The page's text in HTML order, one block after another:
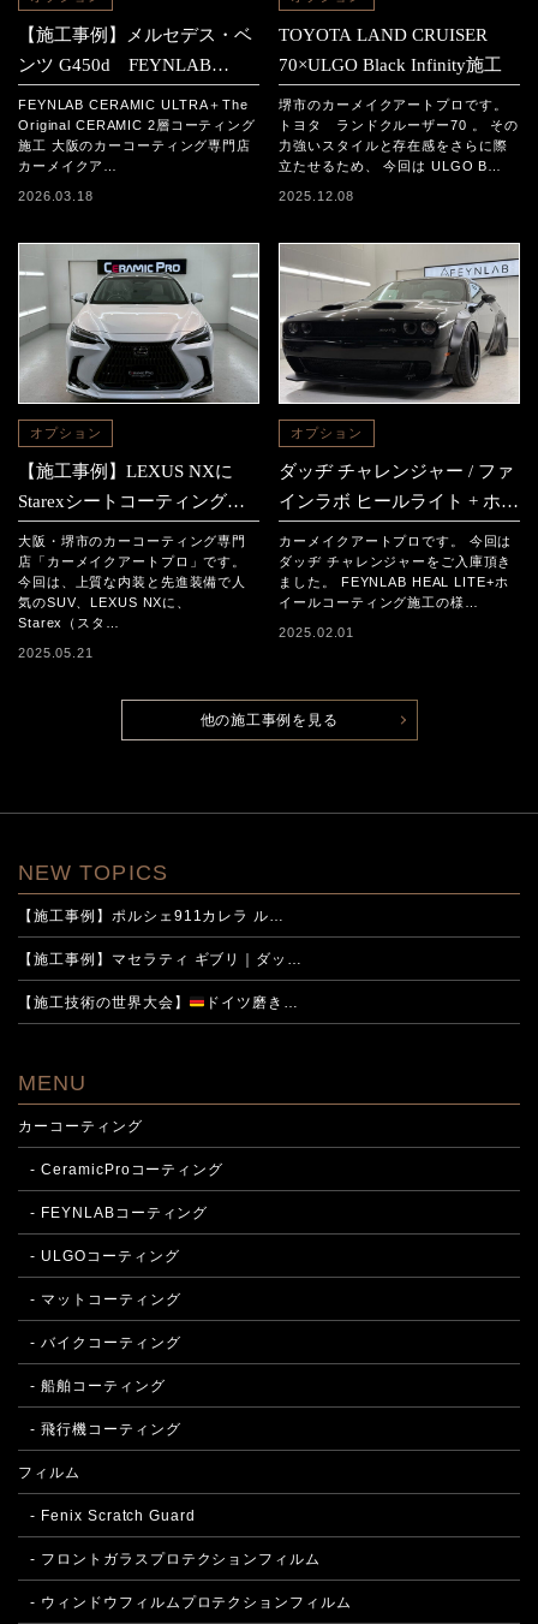
【施工事例】メルセデス・ベ
ンツ G450d FEYNLAB
Original CERAMIC 2層コーテ
ィング施工
FEYNLAB CERAMIC ULTRA＋The
Original CERAMIC 2層コーティング
施工 大阪のカーコーティング専門店
カーメイクア…
2026.03.18
TOYOTA LAND CRUISER
70×ULGO Black Infinity施工
堺市のカーメイクアートプロです。
トヨタ ランドクルーザー70 。 その
力強いスタイルと存在感をさらに際
立たせるため、 今回は ULGO B…
2025.12.08
オプション
【施工事例】LEXUS NXに
Starexシートコーティングを
施工｜高級レザーを長期間美
しく保つために
大阪・堺市のカーコーティング専門
店「カーメイクアートプロ」です。
今回は、上質な内装と先進装備で人
気のSUV、LEXUS NXに、
Starex（スタ…
2025.05.21
オプション
ダッヂ チャレンジャー / ファ
インラボ ヒールライト + ホイ
ールコーティング施工
カーメイクアートプロです。 今回は
ダッヂ チャレンジャーをご入庫頂き
ました。 FEYNLAB HEAL LITE+ホ
イールコーティング施工の様…
2025.02.01
他の施工事例を見る
NEW TOPICS
【施工事例】ポルシェ911カレラ ル…
【施工事例】マセラティ ギブリ｜ダッ…
【施工技術の世界大会】 ドイツ磨き…
MENU
カーコーティング
- CeramicProコーティング
- FEYNLABコーティング
- ULGOコーティング
- マットコーティング
- バイクコーティング
- 船舶コーティング
- 飛行機コーティング
フィルム
- Fenix Scratch Guard
- フロントガラスプロテクションフィルム
- ウィンドウフィルムプロテクションフィルム